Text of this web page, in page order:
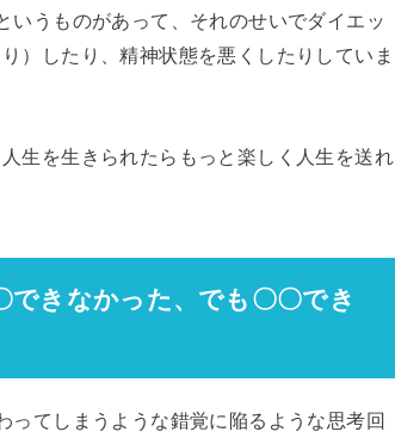
うものがあって、それのせいでダイエッ
）したり、精神状態を悪くしたりしていま
生を生きられたらもっと楽しく人生を送れ
きなかった、でも〇〇でき
ってしまうような錯覚に陥るような思考回